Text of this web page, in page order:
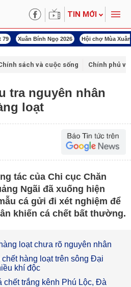
TIN MỚI
79 Xuân Bính Ngọ 2026 Hội chợ Mùa
sách và cuộc sống Chính phủ
tra nguyên nhân
loạt
tác của Chi cục Chăn
Ngãi đã xuống hiện
cá gửi đi xét nghiệm để
khiến cá chết bất thường.
loạt chưa rõ nguyên nhân
hàng loạt trên sông Đại
khí độc
chết trắng kênh Phú Lộc, Đà